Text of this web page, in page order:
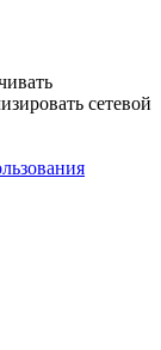
сетевой